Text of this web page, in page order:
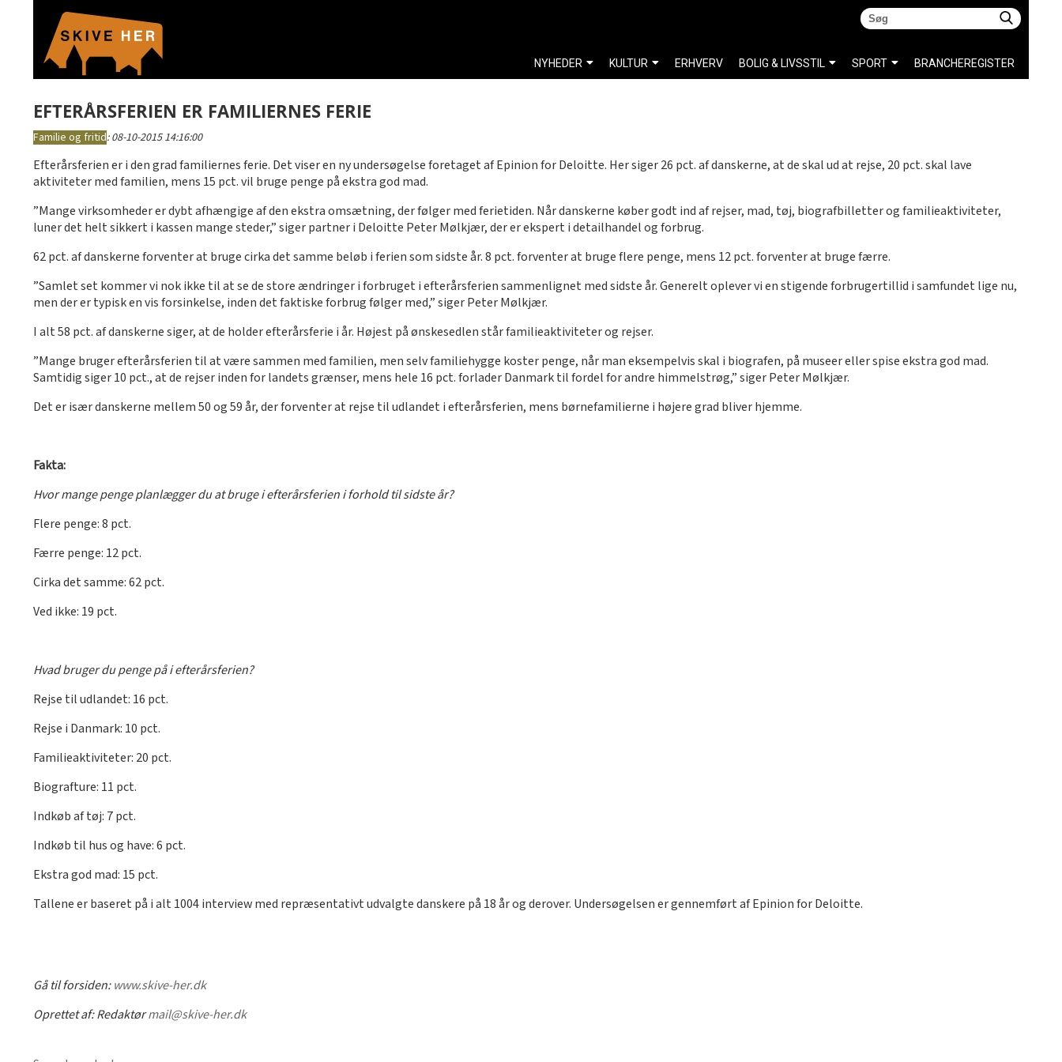
EFTERÅRSFERIEN ER FAMILIERNES FERIE
Familie og fritid:08-10-2015 14:16:00
Efterårsferien er i den grad familiernes ferie. Det viser en ny undersøgelse foretaget af Epinion for Deloitte. Her siger 26 pct. af danskerne, at de skal ud at rejse, 20 pct. skal lave
aktiviteter med familien, mens 15 pct. vil bruge penge på ekstra god mad.
”Mange virksomheder er dybt afhængige af den ekstra omsætning, der følger med ferietiden. Når danskerne køber godt ind af rejser, mad, tøj, biografbilletter og familieaktiviteter,
luner det helt sikkert i kassen mange steder,” siger partner i Deloitte Peter Mølkjær, der er ekspert i detailhandel og forbrug.
62 pct. af danskerne forventer at bruge cirka det samme beløb i ferien som sidste år. 8 pct. forventer at bruge flere penge, mens 12 pct. forventer at bruge færre.
”Samlet set kommer vi nok ikke til at se de store ændringer i forbruget i efterårsferien sammenlignet med sidste år. Generelt oplever vi en stigende forbrugertillid i samfundet lige nu,
men der er typisk en vis forsinkelse, inden det faktiske forbrug følger med,” siger Peter Mølkjær.
I alt 58 pct. af danskerne siger, at de holder efterårsferie i år. Højest på ønskesedlen står familieaktiviteter og rejser.
”Mange bruger efterårsferien til at være sammen med familien, men selv familiehygge koster penge, når man eksempelvis skal i biografen, på museer eller spise ekstra god mad.
Samtidig siger 10 pct., at de rejser inden for landets grænser, mens hele 16 pct. forlader Danmark til fordel for andre himmelstrøg,” siger Peter Mølkjær.
Det er især danskerne mellem 50 og 59 år, der forventer at rejse til udlandet i efterårsferien, mens børnefamilierne i højere grad bliver hjemme.
Fakta:
Hvor mange penge planlægger du at bruge i efterårsferien i forhold til sidste år?
Flere penge: 8 pct.
Færre penge: 12 pct.
Cirka det samme: 62 pct.
Ved ikke: 19 pct.
Hvad bruger du penge på i efterårsferien?
Rejse til udlandet: 16 pct.
Rejse i Danmark: 10 pct.
Familieaktiviteter: 20 pct.
Biografture: 11 pct.
Indkøb af tøj: 7 pct.
Indkøb til hus og have: 6 pct.
Ekstra god mad: 15 pct.
Tallene er baseret på i alt 1004 interview med repræsentativt udvalgte danskere på 18 år og derover. Undersøgelsen er gennemført af Epinion for Deloitte.
Gå til forsiden:www.skive-her.dk
Oprettet af:Redaktørmail@skive-her.dk
NYHEDER KULTUR ERHVERV BOLIG & LIVSSTIL SPORT BRANCHEREGISTER